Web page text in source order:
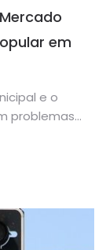
em
e o
problemas